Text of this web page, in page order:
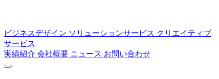
ビジネスデザイン ソリューションサービス クリエイティブ
サービス
実績紹介 会社概要 ニュース お問い合わせ